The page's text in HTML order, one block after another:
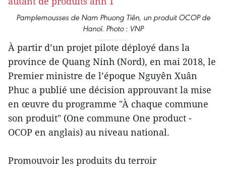
Pamplemousses de Nam Phuong Tiên, un produit OCOP de
Hanoï. Photo : VNP
À partir d’un projet pilote déployé dans la
province de Quang Ninh (Nord), en mai 2018, le
Premier ministre de l’époque Nguyên Xuân
Phuc a publié une décision approuvant la mise
en œuvre du programme "À chaque commune
son produit" (One commune One product -
OCOP en anglais) au niveau national.
Promouvoir les produits du terroir